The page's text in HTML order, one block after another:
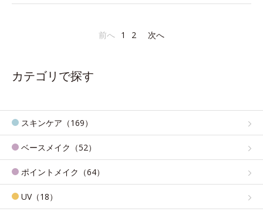
前へ 1 2 次へ
カテゴリで探す
スキンケア（169）
ベースメイク（52）
ポイントメイク（64）
UV（18）